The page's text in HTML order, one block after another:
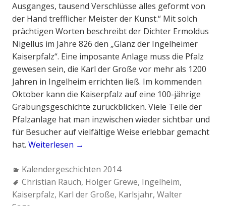
f
o
r
s
c
h
u
n
g
i
n
g
e
l
Ausganges, tausend Verschlüsse alles geformt von
der Hand trefflicher Meister der Kunst.“ Mit solch
prächtigen Worten beschreibt der Dichter Ermoldus
Nigellus im Jahre 826 den „Glanz der Ingelheimer
Kaiserpfalz“. Eine imposante Anlage muss die Pfalz
gewesen sein, die Karl der Große vor mehr als 1200
Jahren in Ingelheim errichten ließ. Im kommenden
Oktober kann die Kaiserpfalz auf eine 100-jährige
Grabungsgeschichte zurückblicken. Viele Teile der
Pfalzanlage hat man inzwischen wieder sichtbar und
für Besucher auf vielfältige Weise erlebbar gemacht
hat. Weiterlesen „
a
r
l
→
C
a
t
Kalendergeschichten 2014
T
a
Christian Rauch, Holger Grewe, Ingelheim,
Kaiserpfalz, Karl der Große, Karlsjahr, Walter